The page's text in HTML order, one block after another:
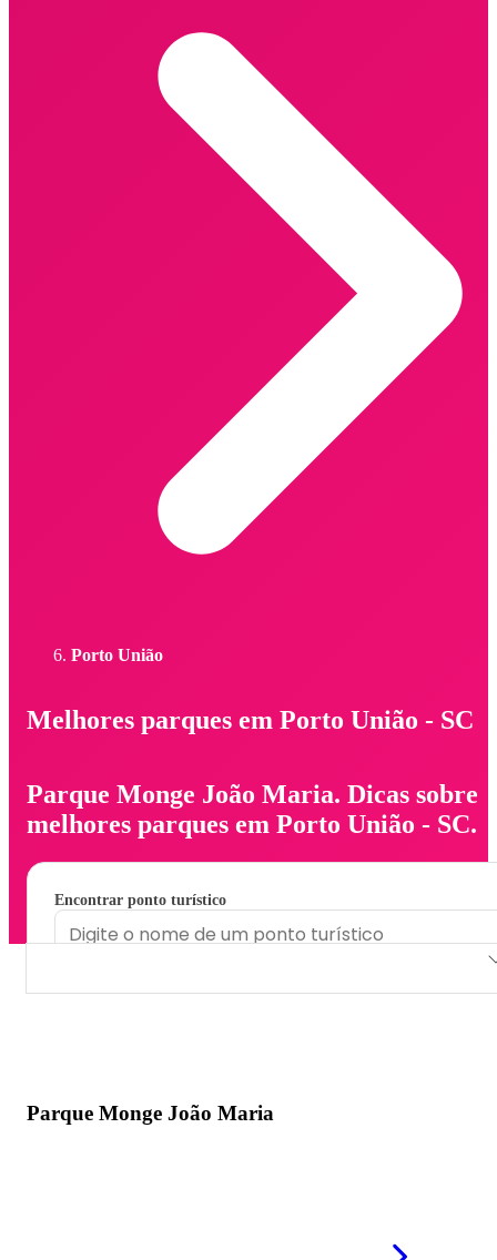
Porto União
Melhores parques em Porto União - SC
Parque Monge João Maria. Dicas sobre
melhores parques em Porto União - SC.
Encontrar ponto turístico
Parque Monge João Maria